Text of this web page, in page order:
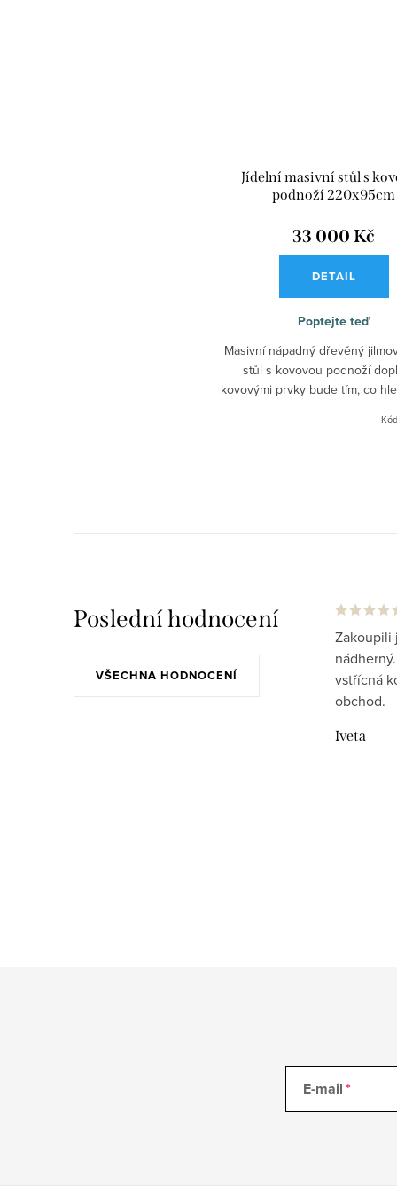
Jídelní masivní stůl s
podnoží 220x95cm
33 000 Kč
DETAIL
Poptejte teď
Masivní nápadný dřevěný
stůl s kovovou podnoží
kovovými prvky bude tím, co
Mořené jilmové dřevo...
Poslední hodnocení
VŠECHNA HODNOCENÍ
Zakoupili
vstřícná
obchod.
Iveta
E-mail